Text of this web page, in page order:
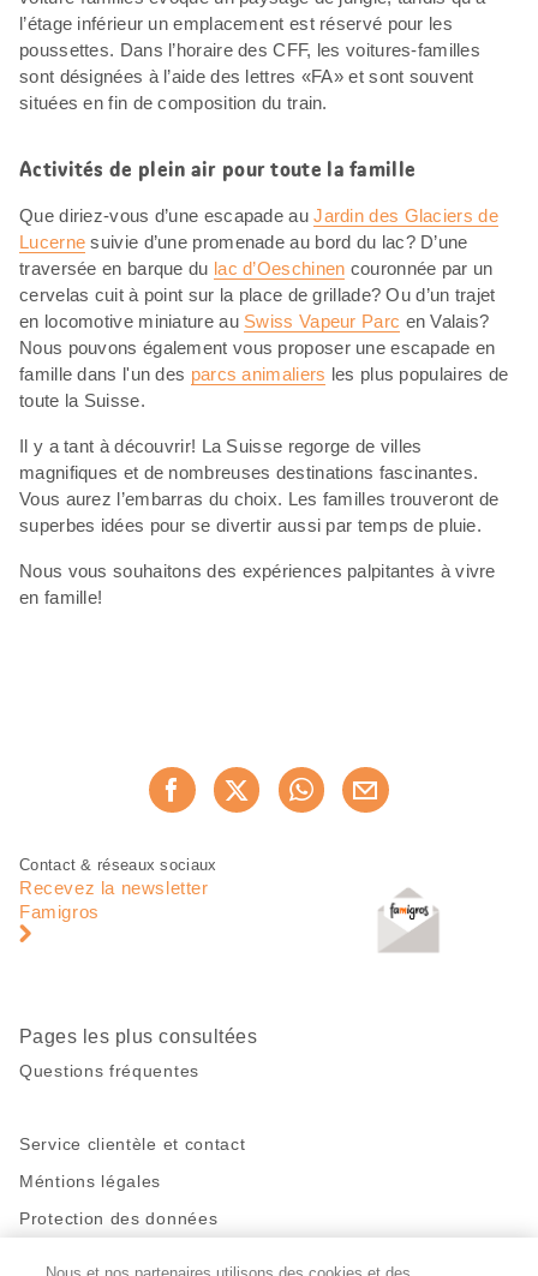
l’étage inférieur un emplacement est réservé pour les
poussettes. Dans l’horaire des CFF, les voitures-familles
sont désignées à l’aide des lettres «FA» et sont souvent
situées en fin de composition du train.
Activités de plein air pour toute la famille
Que diriez-vous d’une escapade auJardin des Glaciers de
Lucerne suivie d’une promenade au bord du lac? D’une
traversée en barque du lac d’Oeschinen couronnée par un
cervelas cuit à point sur la place de grillade? Ou d’un trajet
en locomotive miniature au Swiss Vapeur Parc en Valais?
Nous pouvons également vous proposer une escapade en
famille dans l'un des parcs animaliers les plus populaires de
toute la Suisse.
Il y a tant à découvrir! La Suisse regorge de villes
magnifiques et de nombreuses destinations fascinantes.
Vous aurez l’embarras du choix. Les familles trouveront de
superbes idées pour se divertir aussi par temps de pluie.
Nous vous souhaitons des expériences palpitantes à vivre
en famille!
Recommander maintenant
Pied
page
Navigation
pied
Contact & réseaux sociaux
Recevez la newsletter
Famigros
Pages les plus consultées
Questions fréquentes
Service clientèle et contact
Méntions légales
Protection des données